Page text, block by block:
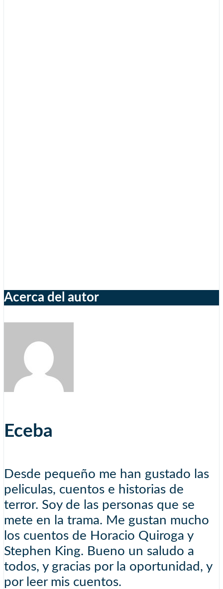
Acerca del autor
Eceba
Desde pequeño me han gustado las
peliculas, cuentos e historias de
terror. Soy de las personas que se
mete en la trama. Me gustan mucho
los cuentos de Horacio Quiroga y
Stephen King. Bueno un saludo a
todos, y gracias por la oportunidad, y
por leer mis cuentos.